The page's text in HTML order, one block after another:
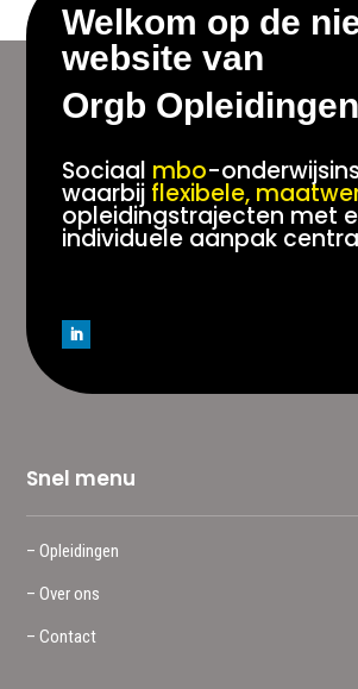
Welkom op de
website van
Orgb Opleidingen
Sociaal mbo-
waarbij flexibele,
opleidingstrajecten met
individuele aanpak
Snel menu
– Opleidingen
– Over ons
– Contact